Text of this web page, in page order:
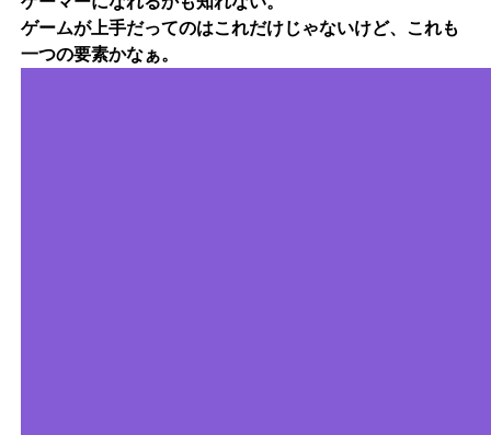
ゲームが上手だってのはこれだけじゃないけど、これも
一つの要素かなぁ。